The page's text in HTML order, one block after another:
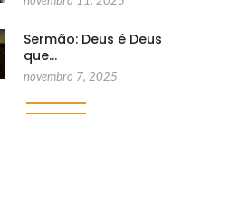
Sermão: Deus é Deus
que…
novembro 7, 2025